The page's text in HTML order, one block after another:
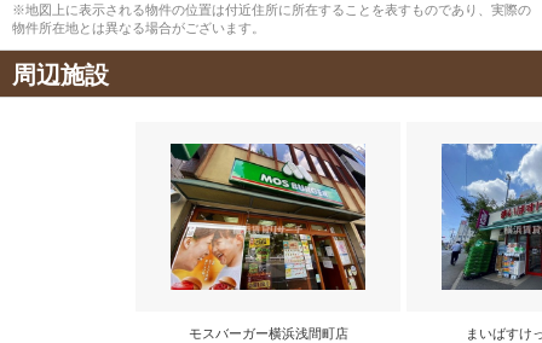
※地図上に表示される物件の位置は付近住所に所在することを表すものであり、実際の
物件所在地とは異なる場合がございます。
周辺施設
モスバーガー横浜浅間町店 まいばすけ